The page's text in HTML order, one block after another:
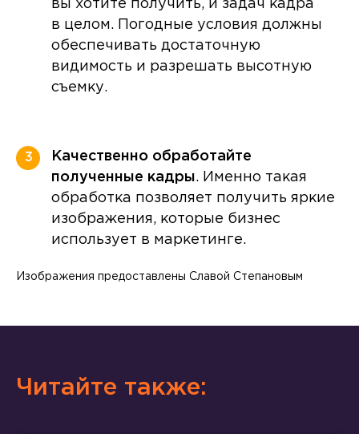
вы хотите получить, и задач кадра
в целом. Погодные условия должны
обеспечивать достаточную
видимость и разрешать высотную
съемку.
3
Качественно обработайте
полученные кадры. Именно такая
обработка позволяет получить яркие
изображения, которые бизнес
использует в маркетинге.
Изображения предоставлены Славой Степановым
Читайте также: